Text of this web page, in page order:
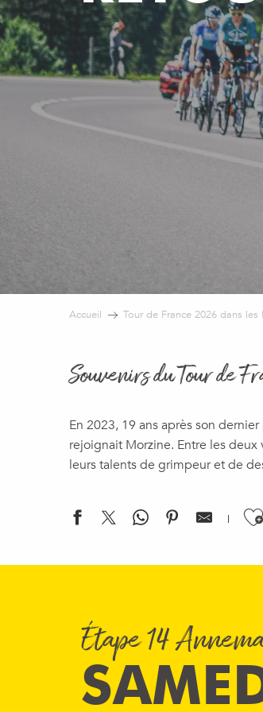
Accueil Tour de France 2026 dans
Souvenirs du Tour de
En 2023, 19 ans après son
rejoignait Morzine. Entre les
leurs talents de grimpeur et de
Étape 14